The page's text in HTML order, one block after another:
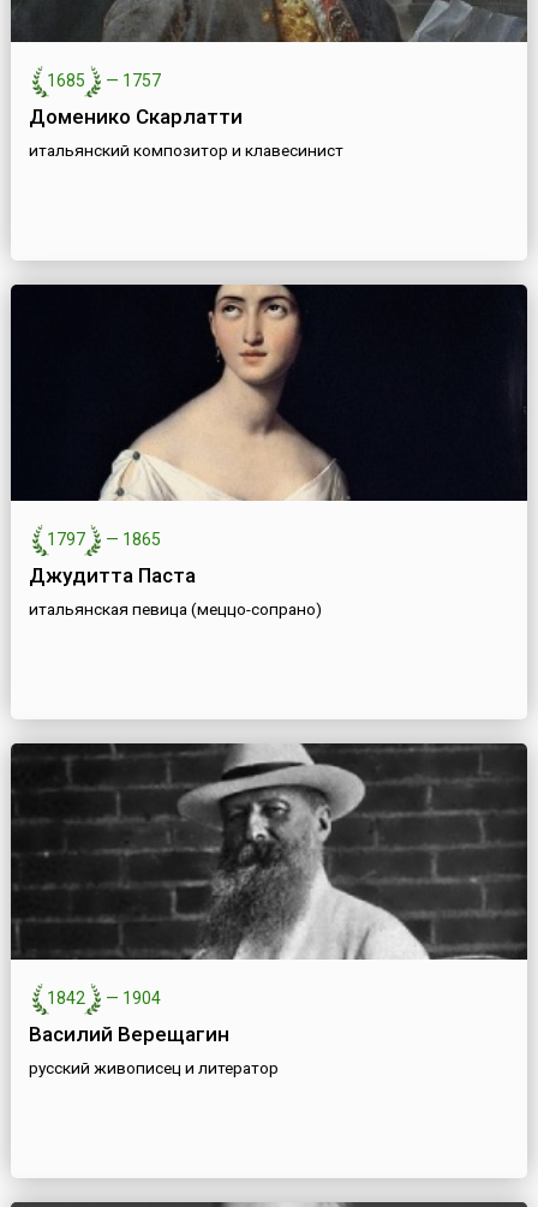
1685 — 1757
Доменико Скарлатти
итальянский композитор и клавесинист
1797 — 1865
Джудитта Паста
итальянская певица (меццо-сопрано)
1842 — 1904
Василий Верещагин
русский живописец и литератор